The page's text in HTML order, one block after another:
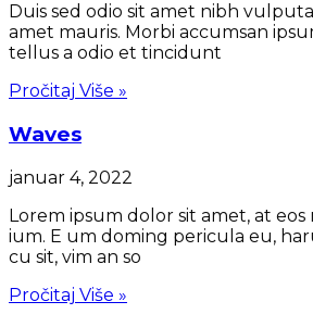
Duis sed odio sit amet nibh
amet mauris. Morbi accumsan
tellus a odio et tincidunt
Pročitaj Više »
Waves
januar 4, 2022
Lorem ipsum dolor sit amet, at eos
ium. E um doming pericula eu,
cu sit, vim an so
Pročitaj Više »